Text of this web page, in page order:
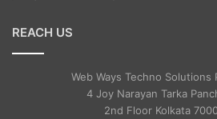
REACH US
Web Ways Techno Solutions
4 Joy Narayan Tarka
2nd Floor Kolkata